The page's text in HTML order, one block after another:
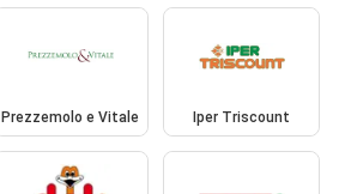
Prezzemolo e Vitale Iper Triscount